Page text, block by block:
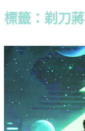
標籤：剃刀蔣